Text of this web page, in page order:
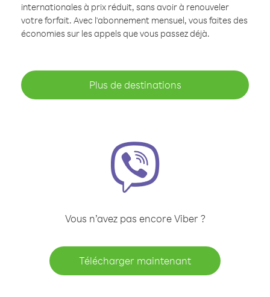
internationales à prix réduit, sans avoir à renouveler
votre forfait. Avec l'abonnement mensuel, vous faites des
économies sur les appels que vous passez déjà.
Plus de destinations
Vous n’avez pas encore Viber ?
Télécharger maintenant